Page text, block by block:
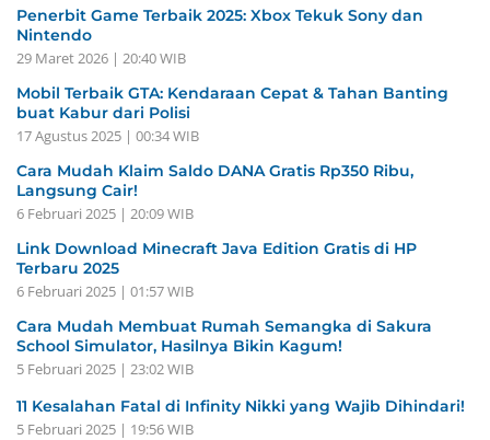
Penerbit Game Terbaik 2025: Xbox Tekuk Sony dan
Nintendo
29 Maret 2026 | 20:40 WIB
Mobil Terbaik GTA: Kendaraan Cepat & Tahan Banting
buat Kabur dari Polisi
17 Agustus 2025 | 00:34 WIB
Cara Mudah Klaim Saldo DANA Gratis Rp350 Ribu,
Langsung Cair!
6 Februari 2025 | 20:09 WIB
Link Download Minecraft Java Edition Gratis di HP
Terbaru 2025
6 Februari 2025 | 01:57 WIB
Cara Mudah Membuat Rumah Semangka di Sakura
School Simulator, Hasilnya Bikin Kagum!
5 Februari 2025 | 23:02 WIB
11 Kesalahan Fatal di Infinity Nikki yang Wajib Dihindari!
5 Februari 2025 | 19:56 WIB